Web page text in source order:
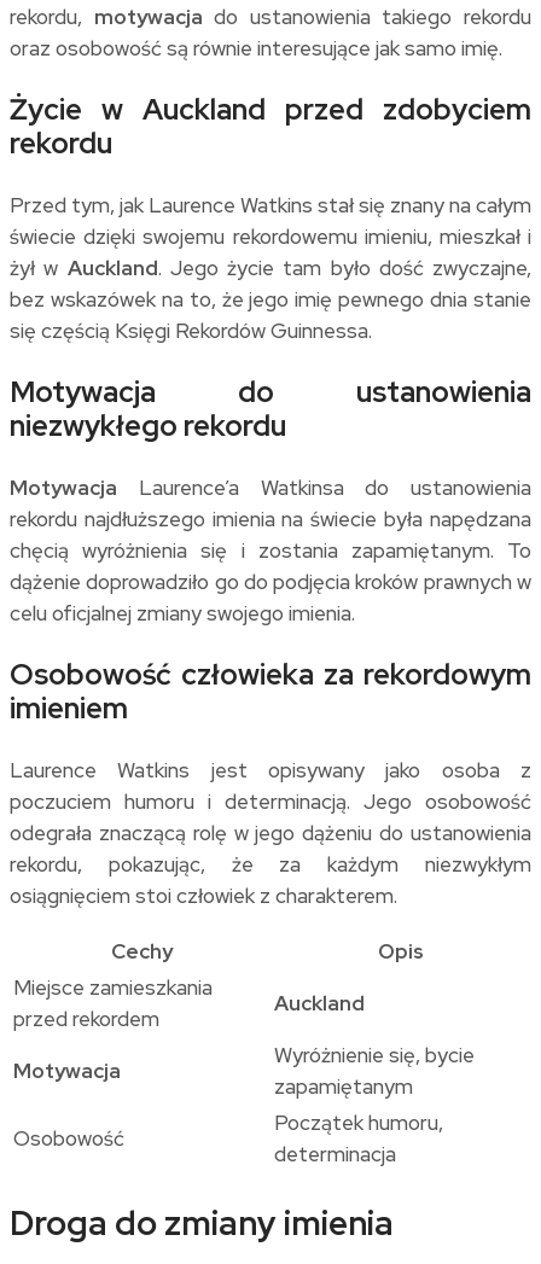
rekordu, motywacja do ustanowienia takiego rekordu
oraz osobowość są równie interesujące jak samo imię.
Życie w Auckland przed zdobyciem
rekordu
Przed tym, jak Laurence Watkins stał się znany na całym
świecie dzięki swojemu rekordowemu imieniu, mieszkał i
żył w Auckland. Jego życie tam było dość zwyczajne,
bez wskazówek na to, że jego imię pewnego dnia stanie
się częścią Księgi Rekordów Guinnessa.
Motywacja do ustanowienia
niezwykłego rekordu
Motywacja Laurence’a Watkinsa do ustanowienia
rekordu najdłuższego imienia na świecie była napędzana
chęcią wyróżnienia się i zostania zapamiętanym. To
dążenie doprowadziło go do podjęcia kroków prawnych w
celu oficjalnej zmiany swojego imienia.
Osobowość człowieka za rekordowym
imieniem
Laurence Watkins jest opisywany jako osoba z
poczuciem humoru i determinacją. Jego osobowość
odegrała znaczącą rolę w jego dążeniu do ustanowienia
rekordu, pokazując, że za każdym niezwykłym
osiągnięciem stoi człowiek z charakterem.
Cechy
Opis
Miejsce zamieszkania
przed rekordem
Auckland
Motywacja
Wyróżnienie się, bycie
zapamiętanym
Osobowość
Początek humoru,
determinacja
Droga do zmiany imienia